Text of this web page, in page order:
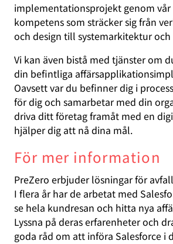
implementationsprojekt genom vår
kompetens som sträcker sig från
och design till systemarkitektur
Vi kan även bistå med tjänster om
din befintliga
Oavsett var du befinner dig i
för dig och samarbetar med din
driva ditt företag framåt med en
hjälper dig att nå dina mål.
För mer information
PreZero erbjuder lösningar för
I flera år har de arbetat med
se hela kundresan och hitta nya
Lyssna på deras erfarenheter och
goda råd om att införa Salesforce i